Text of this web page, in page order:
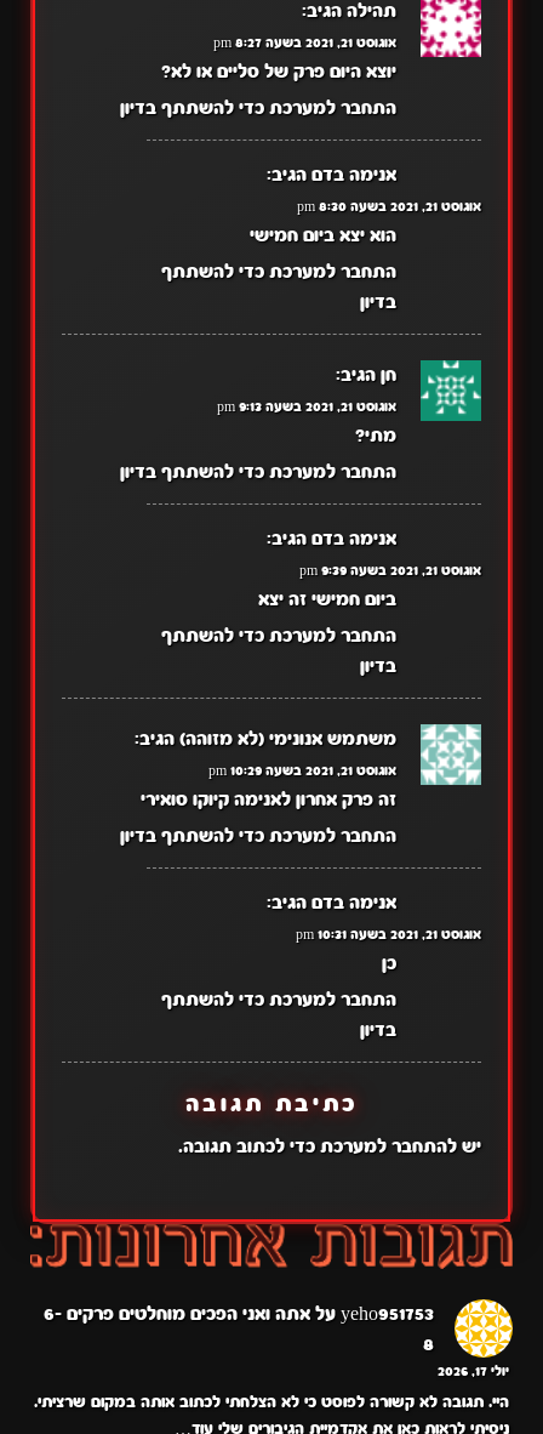
תהילה הגיב:
אוגוסט 21, 2021 בשעה 8:27 pm
יוצא היום פרק של סליים או לא?
התחבר למערכת כדי להשתתף בדיון
אנימה בדם הגיב:
אוגוסט 21, 2021 בשעה 8:30 pm
הוא יצא ביום חמישי
התחבר למערכת כדי להשתתף
בדיון
חן הגיב:
אוגוסט 21, 2021 בשעה 9:13 pm
מתי?
התחבר למערכת כדי להשתתף בדיון
אנימה בדם הגיב:
אוגוסט 21, 2021 בשעה 9:39 pm
ביום חמישי זה יצא
התחבר למערכת כדי להשתתף
בדיון
משתמש אנונימי (לא מזוהה) הגיב:
אוגוסט 21, 2021 בשעה 10:29 pm
זה פרק אחרון לאנימה קיוקו סואירי
התחבר למערכת כדי להשתתף בדיון
אנימה בדם הגיב:
אוגוסט 21, 2021 בשעה 10:31 pm
כן
התחבר למערכת כדי להשתתף
בדיון
כתיבת תגובה
יש להתחבר למערכתכדי לכתוב תגובה.
yeho951753 על
אתה ואני הפכים מוחלטים פרקים 6-
8
יולי 17, 2026
היי. תגובה לא קשורה לפוסט כי לא הצלחתי לכתוב אותה במקום שרציתי.
ניסיתי לראות כאן את אקדמיית הגיבורים שלי עוד…